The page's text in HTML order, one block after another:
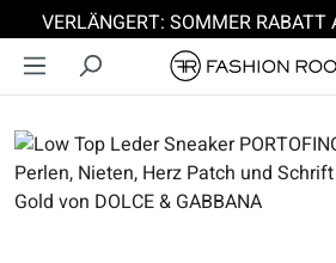
Zum Hauptinhalt springen
VERLÄNGERT: SOMMER RABATT
Bildergalerie überspringen